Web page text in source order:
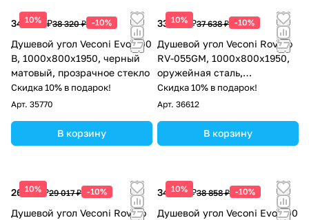
10%
34 488 ₽38 320 ₽ -10%
Душевой угол Veconi Evo 300
B, 1000х800x1950, черный
матовый, прозрачное стекло
Скидка 10% в подарок!
Арт. 35770
В корзину
10%
33 874 ₽37 638 ₽ -10%
Душевой угол Veconi Rovigo
RV-055GM, 1000х800х1950,
оружейная сталь,
прозрачное стекло
Скидка 10% в подарок!
Арт. 36612
В корзину
10%
26 115 ₽29 017 ₽ -10%
Душевой угол Veconi Rovigo
10%
34 972 ₽38 858 ₽ -10%
Душевой угол Veconi Evo 200